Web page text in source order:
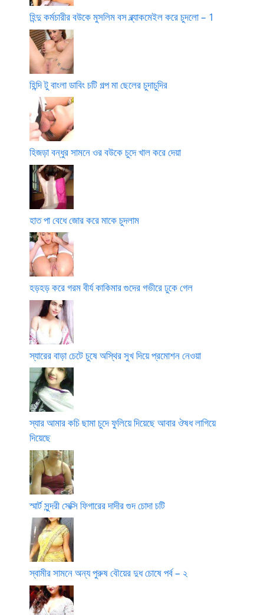
হিন্দু কর্মচারীর বউকে মুসলিম বস ব্ল্যাকমেইল করে চুদলো – 1
হিন্দি টু বাংলা ডাবিং চটি গল্প মা ছেলের চুদাচুদির
হিজড়া বন্ধুর সামনে ওর বউকে চুদে খাল করে দেয়া
হাত পা বেধে জোর করে মাকে চুদলাম
হড়হড় করে গরম বীর্য কাকিমার গুদের গভীরে ঢুকে গেল
স্যারের বাড়া চেটে চুষে অস্থির সুখ দিয়ে প্রমোশন নেওয়া
স্যার আমার কচি ছামা চুদে ফুলিয়ে দিয়েছে আবার ঔষধ লাগিয়ে
দিয়েছে
স্মার্ট সুন্দরী সেক্সি ফিগারের দাদীর গুদ চোদা চটি
স্বামীর সামনে অন্য পুরুষ বৌয়ের দুধ চোষে পর্ব – ২